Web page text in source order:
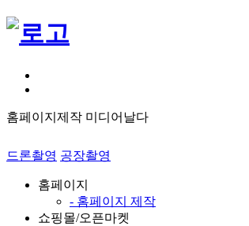
홈페이지제작 미디어날다
드론촬영 공장촬영
홈페이지
- 홈페이지 제작
쇼핑몰/오픈마켓